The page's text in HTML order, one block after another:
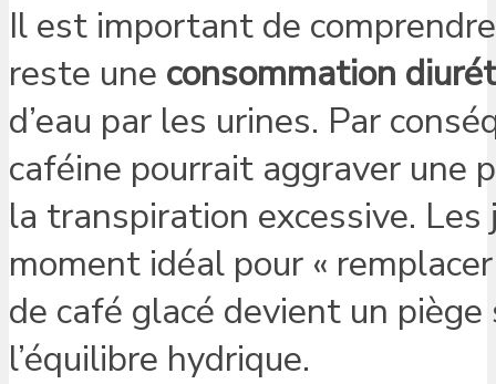
Il est important de
reste une consommation
d’eau par les urines. Par
caféine pourrait aggraver une
la transpiration excessive.
moment idéal pour «
de café glacé devient un
l’équilibre hydrique.